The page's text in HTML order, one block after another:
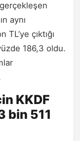
aynı
çıktığı
186,3 oldu.
KKDF
bin 511